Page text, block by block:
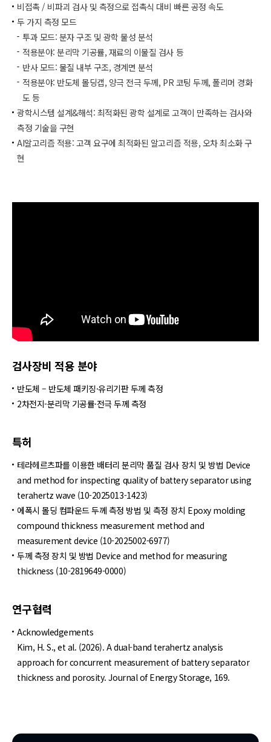
비접촉 / 비파괴 검사 및 측정으로 접촉식 대비 빠른 공정 속도​
두 가지 측정 모드​
투과 모드: 분자 구조 및 광학 물성 분석​
적용분야: 분리막 기공률, 재료의 이물질 검사 등​
반사 모드: 물질 내부 구조, 경계면 분석​
적용분야: 반도체 몰딩갭, 양극 전극 두께, PR 코팅 두께, 폴리머 경화
도 등​
광학시스템 설계&해석: 최적화된 광학 설계로 고객이 만족하는 검사와
측정 기술을 구현​
AI알고리즘 적용: 고객 요구에 최적화된 알고리즘 적용, 오차 최소화 구
현​
검사장비 적용 분야
반도체 – 반도체 패키징·유리기판 두께 측정​​
2차전지-분리막 기공률·전극 두께 측정​
특허
테라헤르츠파를 이용한 배터리 분리막 품질 검사 장치 및 방법 Device
and method for inspecting quality of battery separator using
terahertz wave (10-2025013-1423)
에폭시 몰딩 컴파운드 두께 측정 방법 및 측정 장치 Epoxy molding
compound thickness measurement method and
measurement device (10-2025002-6977)
두께 측정 장치 및 방법 Device and method for measuring
thickness (10-2819649-0000)​
연구협력
Acknowledgements
Kim, H. S., et al. (2026). A dual-band terahertz analysis
approach for concurrent measurement of battery separator
thickness and porosity. Journal of Energy Storage, 169.​